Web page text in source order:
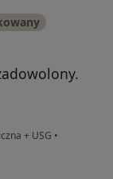
+ USG •